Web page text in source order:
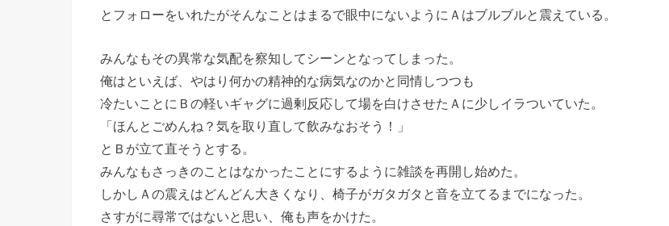
とフォローをいれたがそんなことはまるで眼中にないようにＡはブルブルと震えている。
みんなもその異常な気配を察知してシーンとなってしまった。
俺はといえば、やはり何かの精神的な病気なのかと同情しつつも
冷たいことにＢの軽いギャグに過剰反応して場を白けさせたＡに少しイラついていた。
「ほんとごめんね？気を取り直して飲みなおそう！」
とＢが立て直そうとする。
みんなもさっきのことはなかったことにするように雑談を再開し始めた。
しかしＡの震えはどんどん大きくなり、椅子がガタガタと音を立てるまでになった。
さすがに尋常ではないと思い、俺も声をかけた。